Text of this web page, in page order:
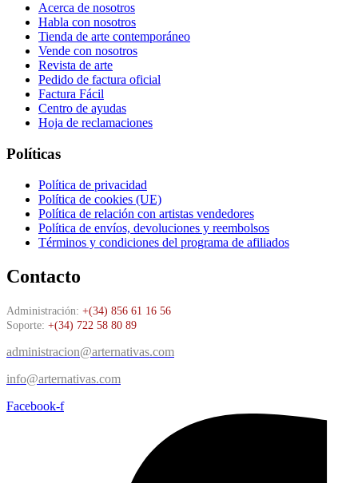
Acerca de nosotros
Habla con nosotros
Tienda de arte contemporáneo
Vende con nosotros
Revista de arte
Pedido de factura oficial
Factura Fácil
Centro de ayudas
Hoja de reclamaciones
Políticas
Política de privacidad
Política de cookies (UE)
Política de relación con artistas vendedores
Política de envíos, devoluciones y reembolsos
Términos y condiciones del programa de afiliados
Contacto
Administración: +(34) 856 61 16 56
Soporte: +(34) 722 58 80 89
administracion@arternativas.com
info@arternativas.com
Facebook-f